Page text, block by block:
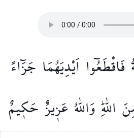
فَاقْطَعُٓوا اَيْدِيَهُمَا جَزَٓاءً
اللّٰهِۜوَاللّٰهُ عَز۪يزٌ حَك۪يمٌ